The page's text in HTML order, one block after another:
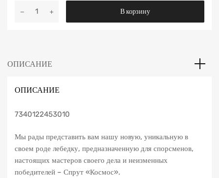
В корзину
ОПИСАНИЕ
ОПИСАНИЕ
7340122453010
Мы рады представить вам нашу новую, уникальную в
своем роде лебедку, предназначенную для спорсменов,
настоящих мастеров своего дела и неизменных
победителей – Спрут «Космос».